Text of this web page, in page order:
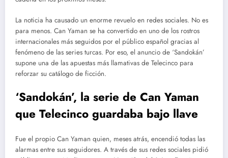
La noticia ha causado un enorme revuelo en redes sociales. No es
para menos. Can Yaman se ha convertido en uno de los rostros
internacionales más seguidos por el público español gracias al
fenómeno de las series turcas. Por eso, el anuncio de ‘Sandokán’
supone una de las apuestas más llamativas de Telecinco para
reforzar su catálogo de ficción.
‘Sandokán’, la serie de Can Yaman
que Telecinco guardaba bajo llave
Fue el propio Can Yaman quien, meses atrás, encendió todas las
alarmas entre sus seguidores. A través de sus redes sociales pidió